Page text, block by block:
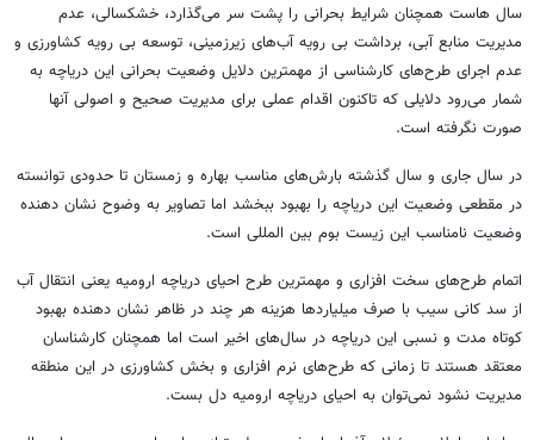
سال هاست همچنان شرایط بحرانی را پشت سر می‌گذارد، خشکسالی، عدم
مدیریت منابع آبی، برداشت بی رویه آب‌های زیرزمینی، توسعه بی رویه کشاورزی و
عدم اجرای طرح‌های کارشناسی از مهمترین دلایل وضعیت بحرانی این دریاچه به
شمار می‌رود دلایلی که تاکنون اقدام عملی برای مدیریت صحیح و اصولی آنها
صورت نگرفته است.
در سال جاری و سال گذشته بارش‌های مناسب بهاره و زمستان تا حدودی توانسته
در مقطعی وضعیت این دریاچه را بهبود ببخشد اما تصاویر به وضوح نشان دهنده
وضعیت نامناسب این زیست بوم بین المللی است.
اتمام طرح‌های سخت افزاری و مهمترین طرح احیای دریاچه ارومیه یعنی انتقال آب
از سد کانی سیب با صرف میلیاردها هزینه هر چند در ظاهر نشان دهنده بهبود
کوتاه مدت و نسبی این دریاچه در سال‌های اخیر است اما همچنان کارشناسان
معتقد هستند تا زمانی که طرح‌های نرم افزاری و بخش کشاورزی در این منطقه
مدیریت نشود نمی‌توان به احیای دریاچه ارومیه دل بست.